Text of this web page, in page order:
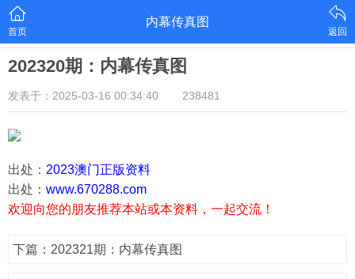
首页
内幕传真图
返回
202320期：内幕传真图
发表于：2025-03-16 00:34:40 238481
出处： 2023澳门正版资料
出处： www.670288.com
欢迎向您的朋友推荐本站或本资料，一起交流！
下篇：202321期：内幕传真图